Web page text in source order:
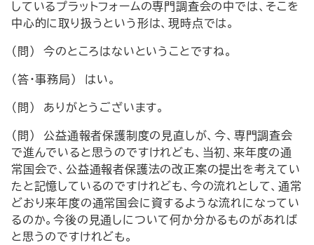
しているプラットフォームの専門調査会の中では、そこを
中心的に取り扱うという形は、現時点では。
（問） 今のところはないということですね。
（答・事務局） はい。
（問） ありがとうございます。
（問） 公益通報者保護制度の見直しが、今、専門調査会
で進んでいると思うのですけれども、当初、来年度の通
常国会で、公益通報者保護法の改正案の提出を考えてい
たと記憶しているのですけれども、今の流れとして、通常
どおり来年度の通常国会に資するような流れになってい
るのか。今後の見通しについて何か分かるものがあれば
と思うのですけれども。